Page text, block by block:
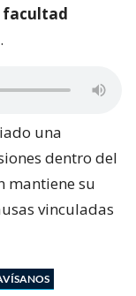
facultad
una
dentro del
mantiene su
vinculadas